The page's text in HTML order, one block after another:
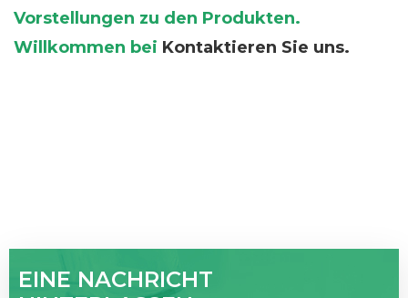
Vorstellungen zu den Produkten.
Willkommen bei Kontaktieren Sie uns.
EINE NACHRICHT